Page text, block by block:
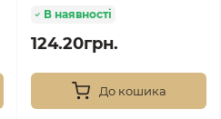
В наявності
124.20грн.
До кошика